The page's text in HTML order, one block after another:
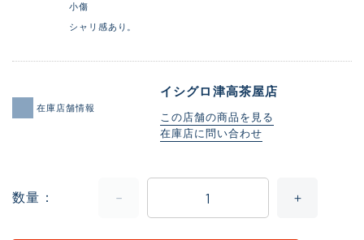
小傷
シャリ感あり。
在庫店舗情報
イシグロ津高茶屋店
この店舗の商品を見る
在庫店に問い合わせ
数量